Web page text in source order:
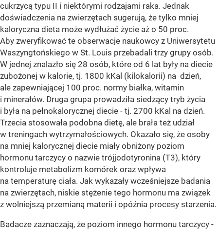
cukrzycą typu II i niektórymi rodzajami raka. Jednak
doświadczenia na zwierzętach sugerują, że tylko mniej
kaloryczna dieta może wydłużać życie aż o 50 proc.
Aby zweryfikować te obserwacje naukowcy z Uniwersytetu
Waszyngtońskiego w St. Louis przebadali trzy grupy osób.
W jednej znalazło się 28 osób, które od 6 lat były na diecie
zubożonej w kalorie, tj. 1800 kKal (kilokalorii) na dzień,
ale zapewniającej 100 proc. normy białka, witamin
i minerałów. Druga grupa prowadziła siedzący tryb życia
i była na pełnokalorycznej diecie - tj. 2700 kKal na dzień.
Trzecia stosowała podobna dietę, ale brała też udział
w treningach wytrzymałościowych. Okazało się, że osoby
na mniej kalorycznej diecie miały obniżony poziom
hormonu tarczycy o nazwie trójjodotyronina (T3), który
kontroluje metabolizm komórek oraz wpływa
na temperaturę ciała. Jak wykazały wcześniejsze badania
na zwierzętach, niskie stężenie tego hormonu ma związek
z wolniejszą przemianą materii i opóźnia procesy starzenia.
Badacze zaznaczają, że poziom innego hormonu tarczycy -